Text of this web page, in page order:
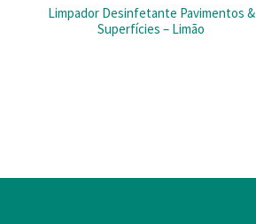
Limpador Desinfetante Pavimentos &
Superfícies – Limão